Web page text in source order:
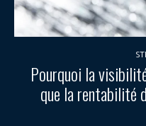
Pourquoi la
que la rentabilité